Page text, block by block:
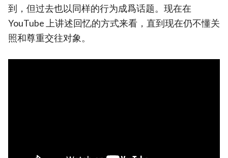
到，但过去也以同样的行为成爲话题。现在在
YouTube 上讲述回忆的方式来看，直到现在仍不懂关
照和尊重交往对象。